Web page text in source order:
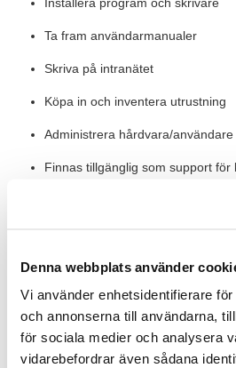
Denna webbplats använder
Vi använder enhetsidentifierare
och annonserna till användarna,
för sociala medier och analysera
vidarebefordrar även sådana
Ta fram användarmanualer
Skriva på intranätet
Köpa in och inventera utrustning
Administrera hårdvara/
Finnas tillgänglig som support för
samt ansvara för interna IT-möten
Vi lägger även stor vikt vid dina